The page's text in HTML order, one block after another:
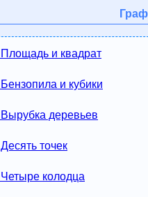
Площадь и квадрат
Бензопила и кубики
Вырубка деревьев
Десять точек
Четыре колодца